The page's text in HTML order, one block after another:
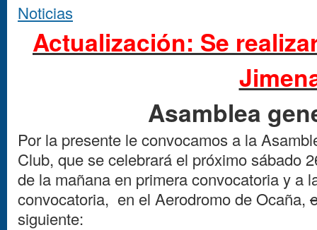
Noticias
Actualización: Se
Asamblea
Por la presente le convocamos a la
Club, que se celebrará el próximo sábado
de la mañana en primera convocatoria y a
convocatoria, en el Aerodromo de Ocaña,
siguiente: